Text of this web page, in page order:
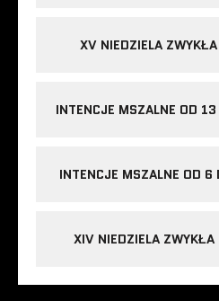
XV NIEDZIELA
INTENCJE MSZALNE OD
INTENCJE MSZALNE OD
XIV NIEDZIELA